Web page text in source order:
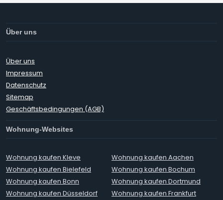
Über uns
Über uns
Impressum
Datenschutz
Sitemap
Geschäftsbedingungen (AGB)
Wohnung-Websites
Wohnung kaufen Kleve
Wohnung kaufen Aachen
Wohnung kaufen Bielefeld
Wohnung kaufen Bochum
Wohnung kaufen Bonn
Wohnung kaufen Dortmund
Wohnung kaufen Düsseldorf
Wohnung kaufen Frankfurt